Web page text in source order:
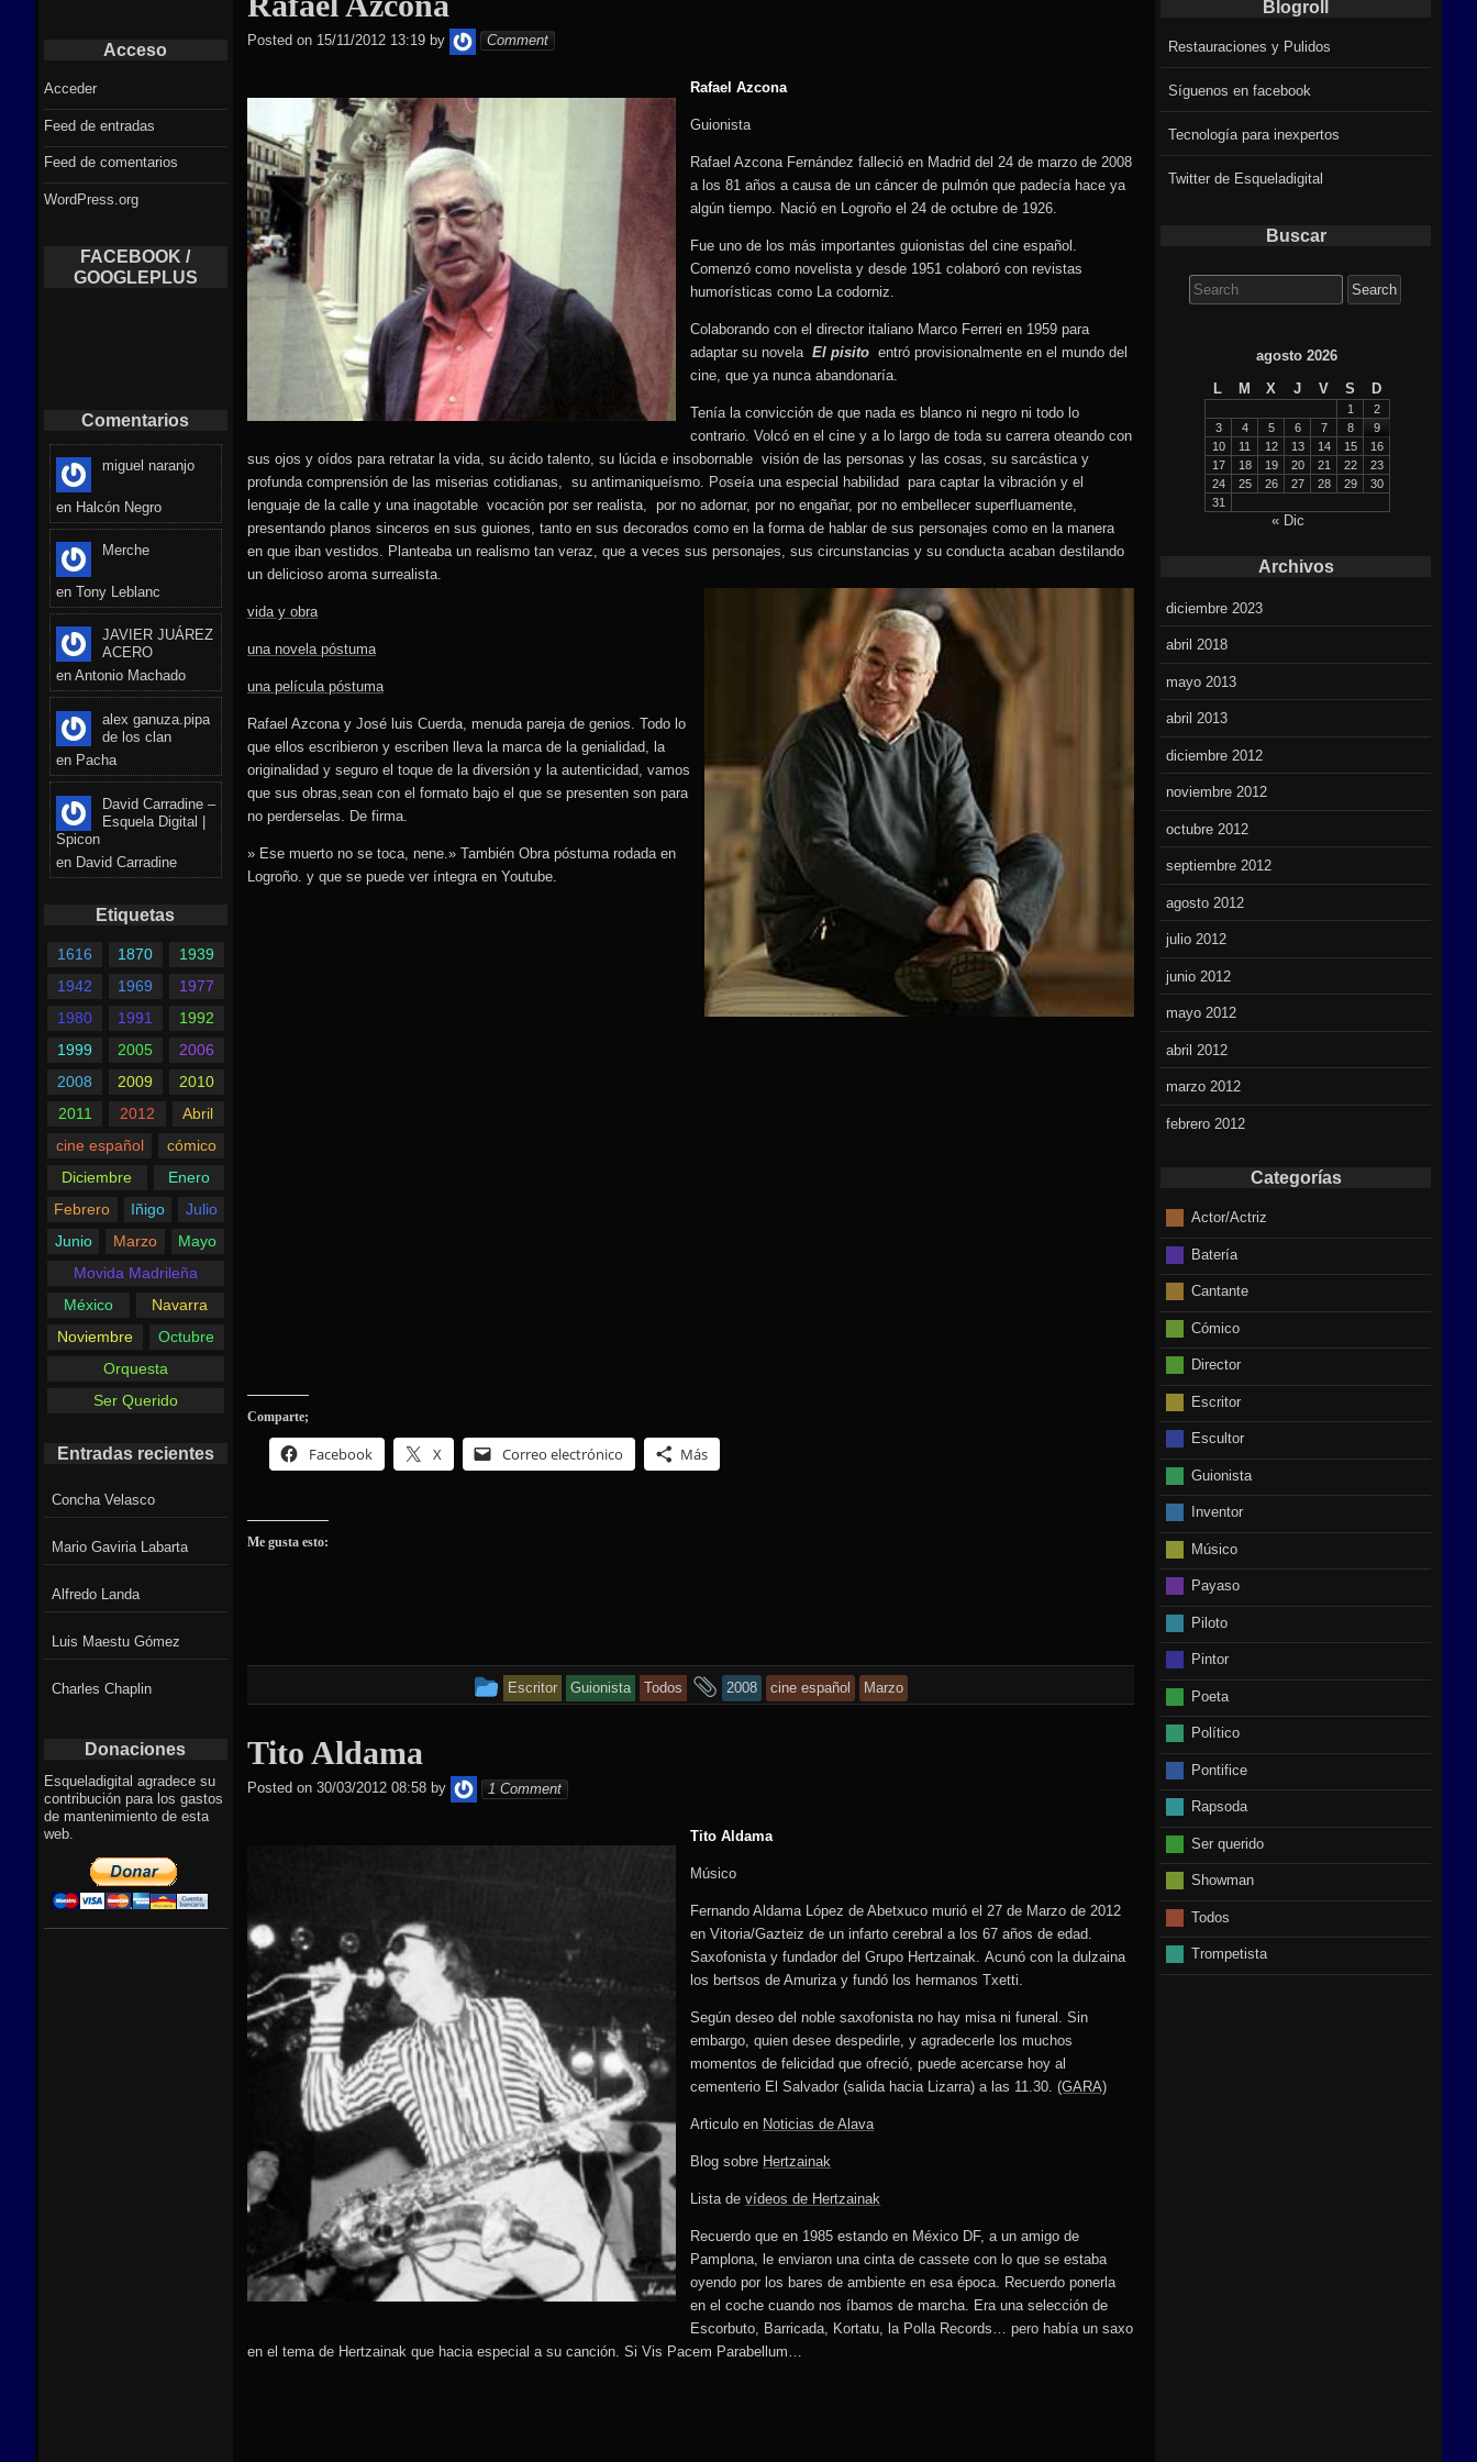
Posted on 15/11/2012 13:19 by iekora
Comment
Rafael Azcona
Guionista
Rafael Azcona Fernández falleció en Madrid del 24 de marzo de 2008
a los 81 años a causa de un cáncer de pulmón que padecía hace ya
algún tiempo. Nació en Logroño el 24 de octubre de 1926.
Fue uno de los más importantes guionistas del cine español.
Comenzó como novelista y desde 1951 colaboró con revistas
humorísticas como La codorniz.
Colaborando con el director italiano Marco Ferreri en 1959 para
adaptar su novela El pisito entró provisionalmente en el mundo del
cine, que ya nunca abandonaría.
Tenía la convicción de que nada es blanco ni negro ni todo lo
contrario. Volcó en el cine y a lo largo de toda su carrera oteando con
sus ojos y oídos para retratar la vida, su ácido talento, su lúcida e insobornable visión de las personas y las cosas, su sarcástica y
profunda comprensión de las miserias cotidianas, su antimaniqueísmo. Poseía una especial habilidad para captar la vibración y el
lenguaje de la calle y una inagotable vocación por ser realista, por no adornar, por no engañar, por no embellecer superfluamente,
presentando planos sinceros en sus guiones, tanto en sus decorados como en la forma de hablar de sus personajes como en la manera
en que iban vestidos. Planteaba un realismo tan veraz, que a veces sus personajes, sus circunstancias y su conducta acaban destilando
un delicioso aroma surrealista.
vida y obra
una novela póstuma
una película póstuma
Rafael Azcona y José luis Cuerda, menuda pareja de genios. Todo lo
que ellos escribieron y escriben lleva la marca de la genialidad, la
originalidad y seguro el toque de la diversión y la autenticidad, vamos
que sus obras,sean con el formato bajo el que se presenten son para
no perderselas. De firma.
» Ese muerto no se toca, nene.» También Obra póstuma rodada en
Logroño. y que se puede ver íntegra en Youtube.
Comparte;
Facebook X Correo electrónico Más
Me gusta esto:
This
posted
Escritor Guionista Todos
and
2008 cine español Marzo
Tito Aldama
Posted on 30/03/2012 08:58 by admin
1 Comment
Tito Aldama
Músico
Fernando Aldama López de Abetxuco murió el 27 de Marzo de 2012
en Vitoria/Gazteiz de un infarto cerebral a los 67 años de edad.
Saxofonista y fundador del Grupo Hertzainak. Acunó con la dulzaina
los bertsos de Amuriza y fundó los hermanos Txetti.
Según deseo del noble saxofonista no hay misa ni funeral. Sin
embargo, quien desee despedirle, y agradecerle los muchos
momentos de felicidad que ofreció, puede acercarse hoy al
cementerio El Salvador (salida hacia Lizarra) a las 11.30.(GARA)
Articulo en Noticias de Alava
Blog sobre Hertzainak
Lista devídeos de Hertzainak
Recuerdo que en 1985 estando en México DF, a un amigo de
Pamplona, le enviaron una cinta de cassete con lo que se estaba
oyendo por los bares de ambiente en esa época. Recuerdo ponerla
en el coche cuando nos íbamos de marcha. Era una selección de
Escorbuto, Barricada, Kortatu, la Polla Records… pero había un saxo
en el tema de Hertzainak que hacia especial a su canción. Si Vis Pacem Parabellum…
Blogroll
Restauraciones y Pulidos
Síguenos en facebook
Tecnología para inexpertos
Twitter de Esqueladigital
Buscar
for:
agosto 2026
L
M X J V S D
1
2
3
4 5 6 7 8
9
10
11 12 13 14 15
16
17
18 19 20 21 22
23
24
25 26 27 28 29
30
31
« Dic
Archivos
diciembre 2023
abril 2018
mayo 2013
abril 2013
diciembre 2012
noviembre 2012
octubre 2012
septiembre 2012
agosto 2012
julio 2012
junio 2012
mayo 2012
abril 2012
marzo 2012
febrero 2012
Categorías
Actor/Actriz
Batería
Cantante
Cómico
Director
Escritor
Escultor
Guionista
Inventor
Músico
Payaso
Piloto
Pintor
Poeta
Político
Pontifice
Rapsoda
Ser querido
Showman
Todos
Trompetista
Acceso
Acceder
Feed de entradas
Feed de comentarios
WordPress.org
FACEBOOK /
GOOGLEPLUS
Comentarios
miguel naranjo
en Halcón Negro
Merche
en Tony Leblanc
JAVIER JUÁREZ
ACERO
en Antonio Machado
alex ganuza.pipa
de los clan
en Pacha
David Carradine –
Esquela Digital |
Spicon
en David Carradine
Etiquetas
1616 1870
1939
1942
1969
1977
1980
1991
1992
1999
2005
2006
2008
2009
2010
2011
2012
Abril
cine español
cómico
Diciembre
Enero
Febrero
Iñigo
Julio
Junio
Marzo
Mayo
Movida Madrileña
México
Navarra
Noviembre
Octubre
Orquesta
Ser Querido
Entradas recientes
Concha Velasco
Mario Gaviria Labarta
Alfredo Landa
Luis Maestu Gómez
Charles Chaplin
Donaciones
Esqueladigital agradece su
contribución para los gastos
de mantenimiento de esta
web.